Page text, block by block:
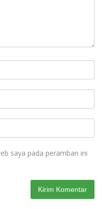
saya pada peramban ini